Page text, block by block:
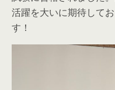
活躍を大いに期待して
す！